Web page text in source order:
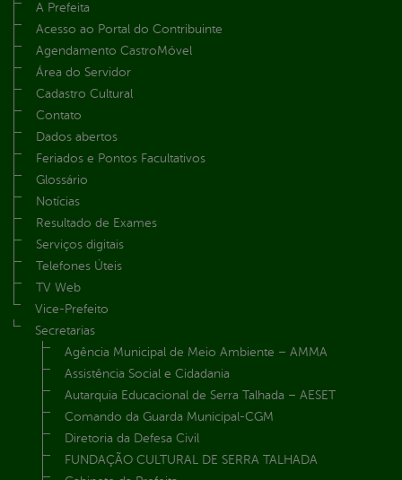
A Prefeita
Acesso ao Portal do Contribuinte
Agendamento CastroMóvel
Área do Servidor
Cadastro Cultural
Contato
Dados abertos
Feriados e Pontos Facultativos
Glossário
Notícias
Resultado de Exames
Serviços digitais
Telefones Úteis
TV Web
Vice-Prefeito
Secretarias
Agência Municipal de Meio Ambiente – AMMA
Assistência Social e Cidadania
Autarquia Educacional de Serra Talhada – AESET
Comando da Guarda Municipal-CGM
Diretoria da Defesa Civil
FUNDAÇÃO CULTURAL DE SERRA TALHADA